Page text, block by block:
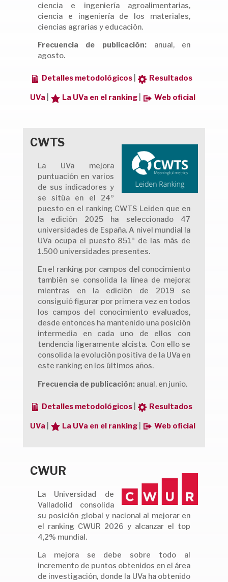
ciencia e ingeniería agroalimentarias,
ciencia e ingeniería de los materiales,
ciencias agrarias y educación.
Frecuencia de publicación:anual, en
agosto.
Detalles metodológicos Resultados
UVa La UVa en el ranking Web oficial
CWTS
La UVa mejora
puntuación en varios
de sus indicadores y
se sitúa en el 24º
puesto en el ranking CWTS Leiden que en
la edición 2025 ha seleccionado 47
universidades de España. A nivel mundial la
UVa ocupa el puesto 851º de las más de
1.500 universidades presentes.
En el ranking por campos del conocimiento
también se consolida la línea de mejora:
mientras en la edición de 2019 se
consiguió figurar por primera vez en todos
los campos del conocimiento evaluados,
desde entonces ha mantenido una posición
intermedia en cada uno de ellos con
tendencia ligeramente alcista. Con ello se
consolida la evolución positiva de la UVa en
este ranking en los últimos años.
Frecuencia de publicación:anual, en junio.
Detalles metodológicos Resultados
UVa La UVa en el ranking Web oficial
CWUR
La Universidad de
Valladolid consolida
su posición global y nacional al mejorar en
el ranking CWUR 2026 y alcanzar el top
4,2% mundial.
La mejora se debe sobre todo al
incremento de puntos obtenidos en el área
de investigación, donde la UVa ha obtenido